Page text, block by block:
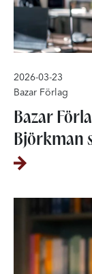
2026-03-23
Bazar Förlag
Bazar
Björkman